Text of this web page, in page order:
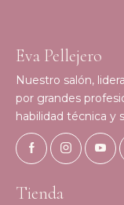
Eva Pellejero
Nuestro salón,
por grandes
habilidad técnica y
Tienda